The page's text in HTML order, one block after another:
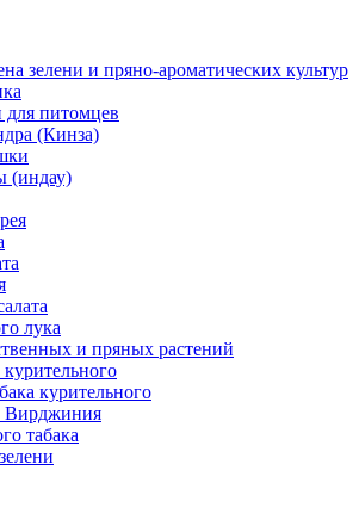
зелени и пряно-ароматических культур
для питомцев
(Кинза)
(индау)
лука
и пряных растений
курительного
Вирджиния
табака